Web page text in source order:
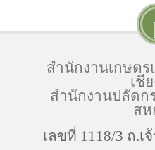
สำนักงานเกษต
เชี
สำนักงานปลัดก
ส
เลขที่ 1118/3 ถ.เ